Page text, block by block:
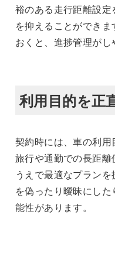
裕のある走行距離設
を抑えることができ
おくと、進捗管理がし
利用目的を正
契約時には、車の利
旅行や通勤での長距
うえで最適なプラン
を偽ったり曖昧にし
能性があります。